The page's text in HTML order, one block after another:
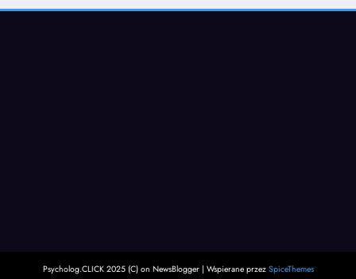
Psycholog.CLICK 2025 (C) on NewsBlogger | Wspierane przez SpiceThemes